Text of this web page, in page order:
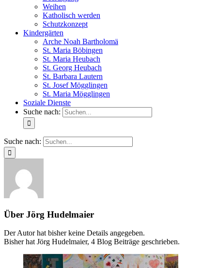
Weihen
Katholisch werden
Schutzkonzept
Kindergärten
Arche Noah Bartholomä
St. Maria Böbingen
St. Maria Heubach
St. Georg Heubach
St. Barbara Lautern
St. Josef Mögglingen
St. Maria Mögglingen
Soziale Dienste
Suche nach:
Suche nach:
Über Jörg Hudelmaier
Der Autor hat bisher keine Details angegeben.
Bisher hat Jörg Hudelmaier, 4 Blog Beiträge geschrieben.